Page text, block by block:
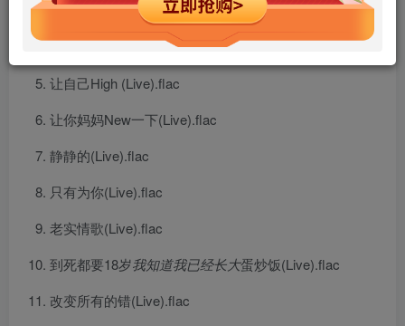
自在(Live).flac
快乐颂(Live).flac
让自己High (Live).flac
让你妈妈New一下(Live).flac
静静的(Live).flac
只有为你(Live).flac
老实情歌(Live).flac
到死都要18岁我知道我已经长大蛋炒饭(Live).flac
改变所有的错(Live).flac